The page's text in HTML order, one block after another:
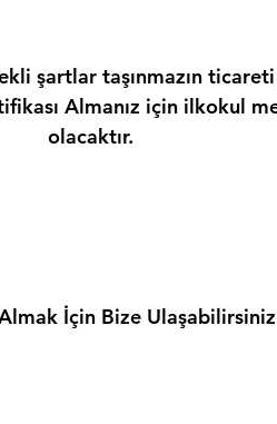
şartlar taşınmazın
Almanız için ilkokul
olacaktır.
İçin Bize